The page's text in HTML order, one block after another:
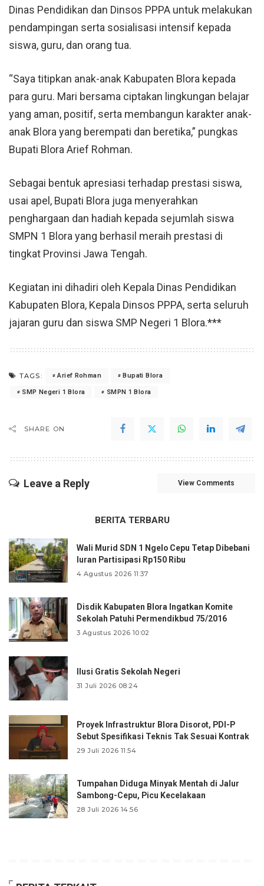
Dinas Pendidikan dan Dinsos PPPA untuk melakukan
pendampingan serta sosialisasi intensif kepada
siswa, guru, dan orang tua.
“Saya titipkan anak-anak Kabupaten Blora kepada
para guru. Mari bersama ciptakan lingkungan belajar
yang aman, positif, serta membangun karakter anak-
anak Blora yang berempati dan beretika,” pungkas
Bupati Blora Arief Rohman.
Sebagai bentuk apresiasi terhadap prestasi siswa,
usai apel, Bupati Blora juga menyerahkan
penghargaan dan hadiah kepada sejumlah siswa
SMPN 1 Blora yang berhasil meraih prestasi di
tingkat Provinsi Jawa Tengah.
Kegiatan ini dihadiri oleh Kepala Dinas Pendidikan
Kabupaten Blora, Kepala Dinsos PPPA, serta seluruh
jajaran guru dan siswa SMP Negeri 1 Blora.***
TAGS: Arief Rohman Bupati Blora
SMP Negeri 1 Blora SMPN 1 Blora
SHARE ON
Leave a Reply View Comments
BERITA TERBARU
Wali Murid SDN 1 Ngelo Cepu Tetap Dibebani
Iuran Partisipasi Rp150 Ribu
4 Agustus 2026 11:37
Disdik Kabupaten Blora Ingatkan Komite
Sekolah Patuhi Permendikbud 75/2016
3 Agustus 2026 10:02
Ilusi Gratis Sekolah Negeri
31 Juli 2026 08:24
Proyek Infrastruktur Blora Disorot, PDI-P
Sebut Spesifikasi Teknis Tak Sesuai Kontrak
29 Juli 2026 11:54
Tumpahan Diduga Minyak Mentah di Jalur
Sambong-Cepu, Picu Kecelakaan
28 Juli 2026 14:56